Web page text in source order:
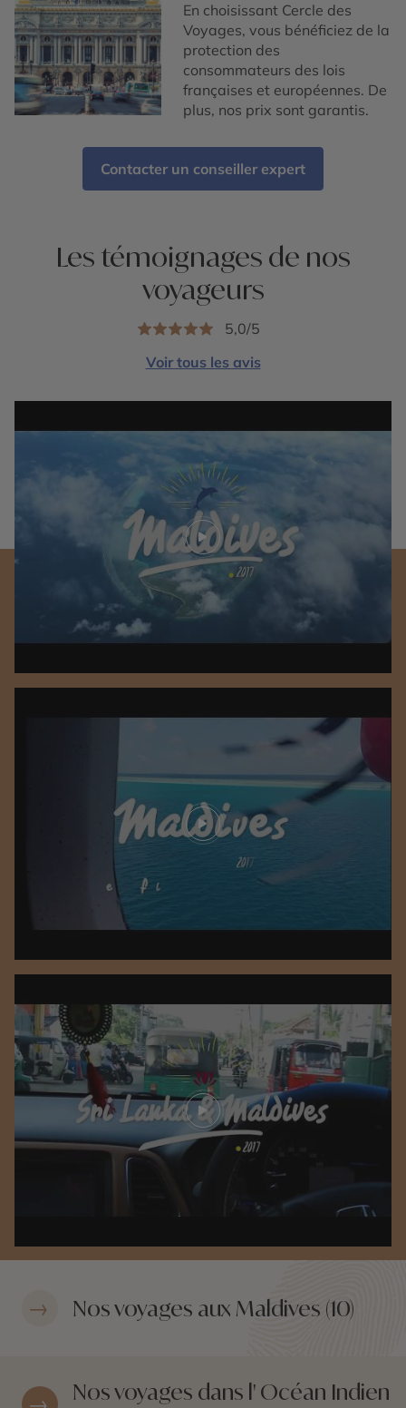
En choisissant Cercle des
Voyages, vous bénéficiez de la
protection des
consommateurs des lois
françaises et européennes. De
plus, nos prix sont garantis.
Contacter un conseiller expert
Les témoignages de nos
voyageurs
5,0/5
Voir tous les avis
Play video
Play video
Play video
Nos voyages aux Maldives (10)
Nos voyages dans l' Océan Indien